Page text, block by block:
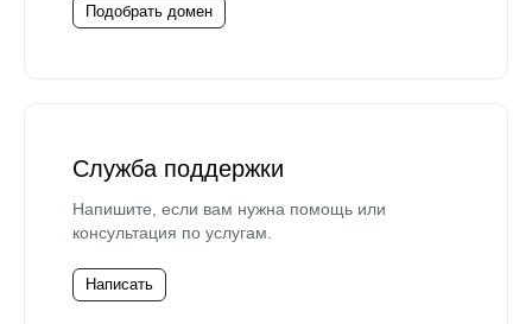
Подобрать домен
Служба поддержки
Напишите, если вам нужна помощь или
консультация по услугам.
Написать